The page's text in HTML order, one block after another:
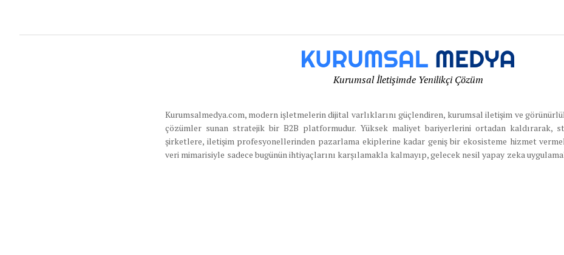
Kurumsal İletişimde Yenilikçi Çözüm
Kurumsalmedya.com, modern işletmelerin dijital varlıklarını güçlendiren, kurumsal iletişim ve
çözümler sunan stratejik bir B2B platformudur. Yüksek maliyet bariyerlerini ortadan kaldırarak,
şirketlere, iletişim profesyonellerinden pazarlama ekiplerine kadar geniş bir ekosisteme hizmet
veri mimarisiyle sadece bugünün ihtiyaçlarını karşılamakla kalmayıp, gelecek nesil yapay zeka